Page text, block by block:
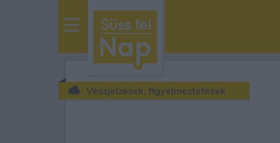
sussfelnap.hu
időjárás
Vészjelzések, figyelmeztetések